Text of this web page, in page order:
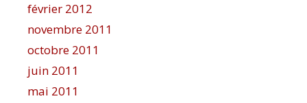
février 2012
novembre 2011
octobre 2011
juin 2011
mai 2011